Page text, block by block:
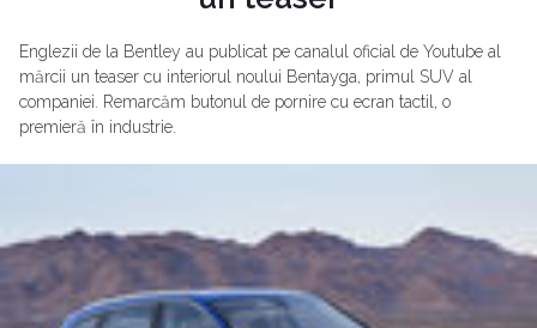
Englezii de la Bentley au publicat pe canalul oficial de Youtube al
mărcii un teaser cu interiorul noului Bentayga, primul SUV al
companiei. Remarcăm butonul de pornire cu ecran tactil, o
premieră în industrie.